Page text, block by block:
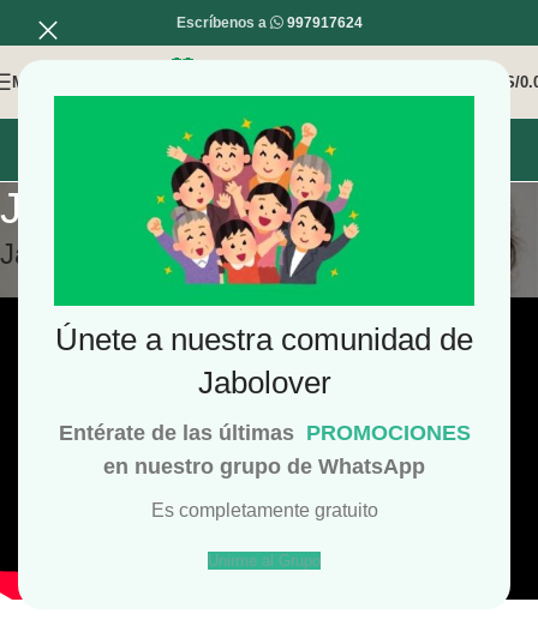
Únete a nuestra comunidad de
Jabolover
Entérate de las últimas PROMOCIONES
en nuestro grupo de WhatsApp
Es completamente gratuito
Unirme al Grupo
Escríbenos a 997917624
MENÚ S/
INICIO MI COMPRA MI CUENTA
Jabón de Perejil
Jabón de Perejil